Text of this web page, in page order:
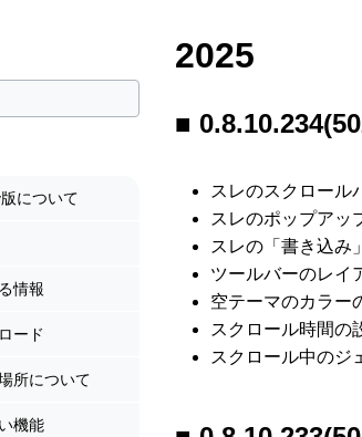
について
情報
ード
所について
機能
2025
スレのスクロール
スレのポップアッ
スレの「書き込み
ツールバーのレイ
空テーマのカラー
スクロール時間の
スクロール中のジ